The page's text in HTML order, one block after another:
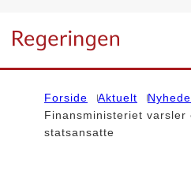
Gå til forsiden
Forside Aktuelt
Finansministeriet varsler
statsansatte